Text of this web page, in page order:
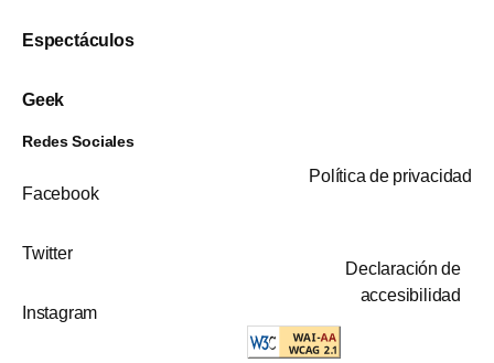
Espectáculos
Geek
Redes Sociales
Facebook
Twitter
Instagram
Política de privacidad
Declaración de
accesibilidad